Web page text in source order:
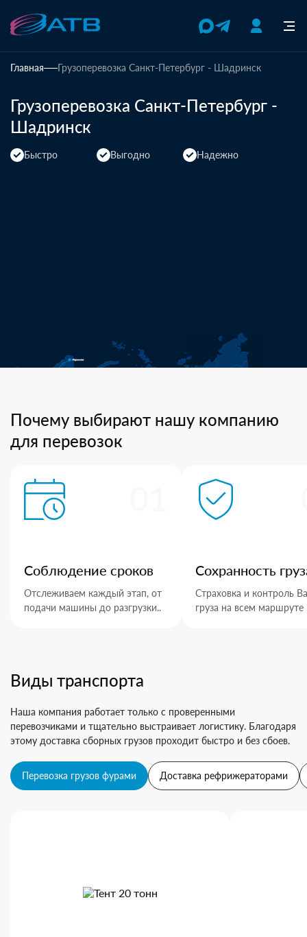
Главная Грузоперевозка Санкт-Петербург - Шадринск
Грузоперевозка Санкт-Петербург -
Шадринск
Быстро Выгодно Надежно
Почему выбирают нашу компанию
для перевозок
Соблюдение сроков
Отслеживаем каждый этап, от
подачи машины до разгрузки..
Сохранность
Страховка и контроль
груза на всем маршруте
Виды транспорта
Наша компания работает только с проверенными
перевозчиками и тщательно выстраивает логистику. Благодаря
этому доставка сборных грузов проходит быстро и без сбоев.
Перевозка грузов фурами Доставка рефрижераторами